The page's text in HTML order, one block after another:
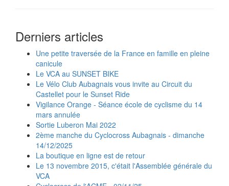
Derniers articles
Une petite traversée de la France en famille en pleine
canicule
Le VCA au SUNSET BIKE
Le Vélo Club Aubagnais vous invite au Circuit du
Castellet pour le Sunset Ride
Vigilance Orange - Séance école de cyclisme du 14
mars annulée
Sortie Luberon Mai 2022
2ème manche du Cyclocross Aubagnais - dimanche
14/12/2025
La boutique en ligne est de retour
Le 13 novembre 2015, c'était l'Assemblée générale du
VCA